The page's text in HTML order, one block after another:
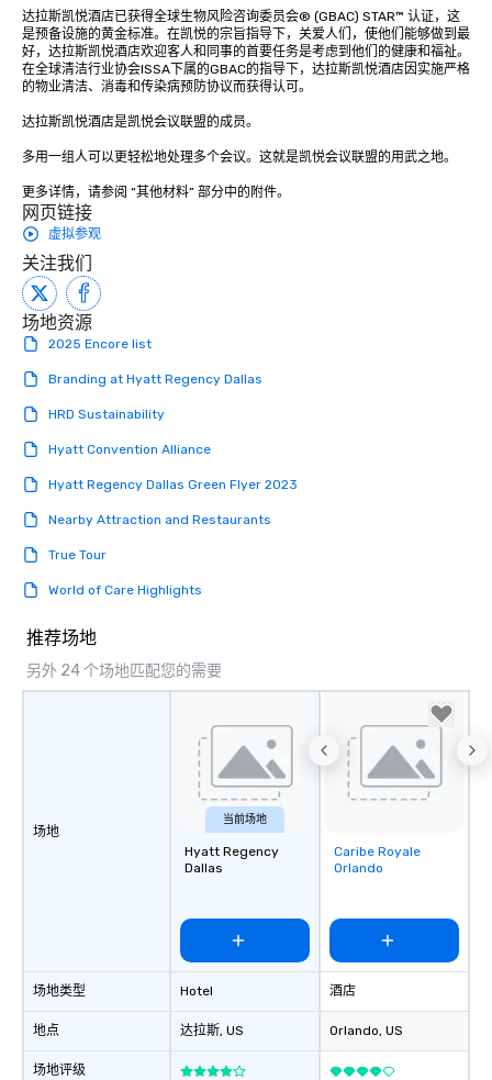
达拉斯凯悦酒店已获得全球生物风险咨询委员会® (GBAC) STAR™ 认证，这
是预备设施的黄金标准。在凯悦的宗旨指导下，关爱人们，使他们能够做到最
好，达拉斯凯悦酒店欢迎客人和同事的首要任务是考虑到他们的健康和福祉。
在全球清洁行业协会ISSA下属的GBAC的指导下，达拉斯凯悦酒店因实施严格
的物业清洁、消毒和传染病预防协议而获得认可。
达拉斯凯悦酒店是凯悦会议联盟的成员。
多用一组人可以更轻松地处理多个会议。这就是凯悦会议联盟的用武之地。
更多详情，请参阅 “其他材料” 部分中的附件。
网页链接
虚拟参观
关注我们
场地资源
2025 Encore list
Branding at Hyatt Regency Dallas
HRD Sustainability
Hyatt Convention Alliance
Hyatt Regency Dallas Green Flyer 2023
Nearby Attraction and Restaurants
True Tour
World of Care Highlights
推荐场地
另外 24 个场地匹配您的需要
场地
场地类型
地点
场地评级
当前场地
Hyatt Regency
Dallas
Hotel
达拉斯, US
Removed from
favorites
Caribe Royale
Orlando
酒店
Orlando, US